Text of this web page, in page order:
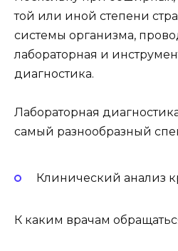
той или иной степени
системы организма,
лабораторная и
диагностика.
Лабораторная
самый разнообразный
Клинический анализ
К каким врачам